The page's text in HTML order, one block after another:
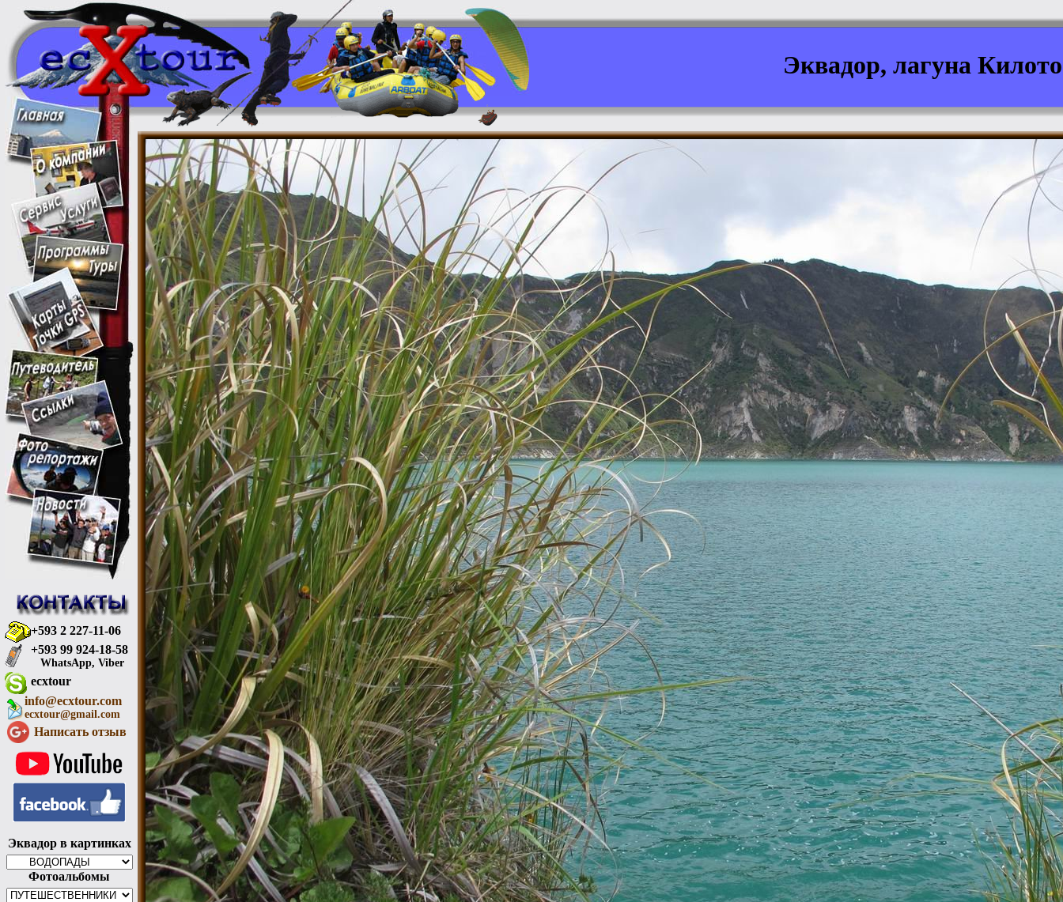
+593 2 227-11-06
+593 99 924-18-58
WhatsApp, Viber
ecxtour
info@ecxtour.com
ecxtour@gmail.com
Написать отзыв
Эквадор в картинках
Фотоальбомы
Эквадор, лагуна